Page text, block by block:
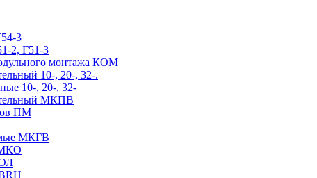
3
2, Г51-3
монтажа КОМ
10-, 20-, 32-.
10-, 20-, 32-
МКПВ
ПМ
МКГВ